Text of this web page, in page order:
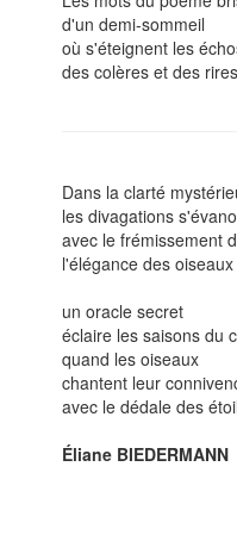
d'un demi-sommeil
où s'éteignent les
des colères et des rires
Dans la clarté
les divagations
avec le frémissement
l'élégance des oiseaux
un oracle secret
éclaire les saisons du
quand les oiseaux
chantent leur
avec le dédale des
Éliane BIEDERMANN